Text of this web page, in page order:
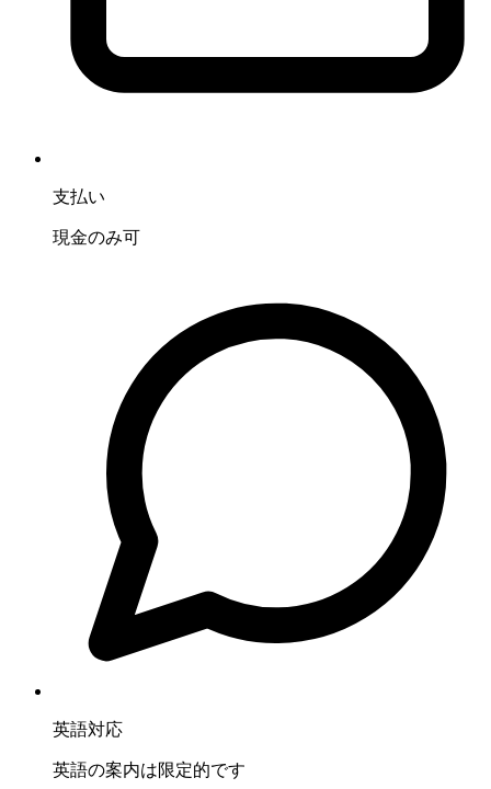
支払い
現金のみ可
英語対応
英語の案内は限定的です